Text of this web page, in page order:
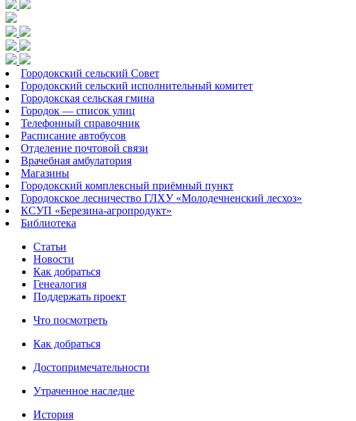
Городокский сельский Совет
Городокский сельский исполнительный комитет
Городокская сельская гмина
Городок — список улиц
Телефонный справочник
Расписание автобусов
Отделение почтовой связи
Врачебная амбулатория
Магазины
Городокский комплексный приёмный пункт
Городокское лесничество ГЛХУ «Молодечненский лесхоз»
КСУП «Березина-агропродукт»
Библиотека
Статьи
Новости
Как добраться
Генеалогия
Поддержать проект
Что посмотреть
Как добраться
Достопримечательности
Утраченное наследие
История